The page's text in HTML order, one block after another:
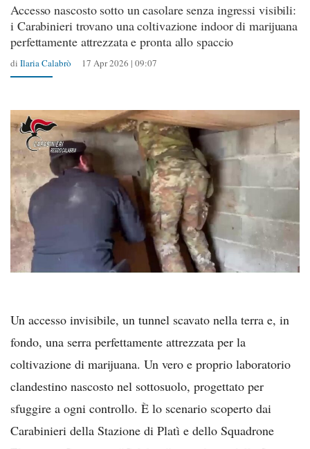
Accesso nascosto sotto un casolare senza ingressi visibili:
i Carabinieri trovano una coltivazione indoor di marijuana
perfettamente attrezzata e pronta allo spaccio
di Ilaria Calabrò 17 Apr 2026 | 09:07
Un accesso invisibile, un tunnel scavato nella terra e, in
fondo, una serra perfettamente attrezzata per la
coltivazione di marijuana. Un vero e proprio laboratorio
clandestino nascosto nel sottosuolo, progettato per
sfuggire a ogni controllo. È lo scenario scoperto dai
Carabinieri della Stazione di Platì e dello Squadrone